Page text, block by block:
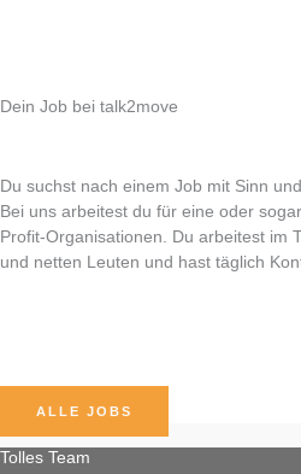
Dein Job bei talk2move
Du suchst nach einem Job mit Sinn
Bei uns arbeitest du für eine oder
Profit-Organisationen. Du arbeitest im
und netten Leuten und hast täglich
ALLE JOBS
Tolles Team